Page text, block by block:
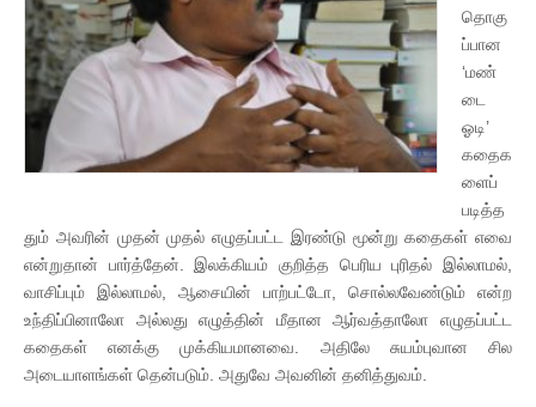
தொகு
ப்பான
‘மண்
டை
ஓடி’
கதைக
ளைப்
படித்த
தும் அவரின் முதன் முதல் எழுதப்பட்ட இரண்டு மூன்று கதைகள் எவை
என்றுதான் பார்த்தேன். இலக்கியம் குறித்த பெரிய புரிதல் இல்லாமல்,
வாசிப்பும் இல்லாமல், ஆசையின் பாற்பட்டோ, சொல்லவேண்டும் என்ற
உந்திப்பினாலோ அல்லது எழுத்தின் மீதான ஆர்வத்தாலோ எழுதப்பட்ட
கதைகள் எனக்கு முக்கியமானவை. அதிலே சுயம்புவான சில
அடையாளங்கள் தென்படும். அதுவே அவனின் தனித்துவம்.